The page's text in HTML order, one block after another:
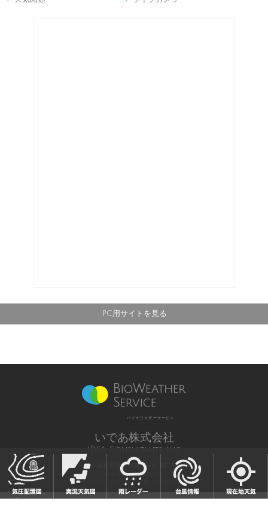
PC用サイトを見る
バイオウェザーサービス
いであ株式会社
IDEA Consultants, Inc.
気象庁長官予報業務許可 第12号
All Rights Reserved,
Copyright(c) 2003-2021 IDEA Consultants,Inc